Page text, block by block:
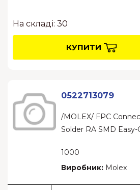
На складі: 30
КУПИТИ
0522713079
/MOLEX/ FPC
Solder RA SMD
1000
Виробник: Molex